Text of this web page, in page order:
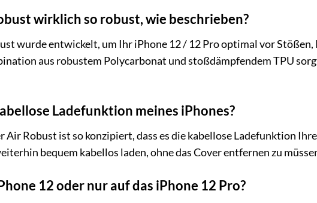
wirklich so robust, wie beschrieben?
wurde entwickelt, um Ihr iPhone 12 / 12 Pro optimal vor Stößen,
aus robustem Polycarbonat und stoßdämpfendem TPU
Ladefunktion meines iPhones?
Air Robust ist so konzipiert, dass es die kabellose Ladefunktion
bequem kabellos laden, ohne das Cover entfernen zu
12 oder nur auf das iPhone 12 Pro?